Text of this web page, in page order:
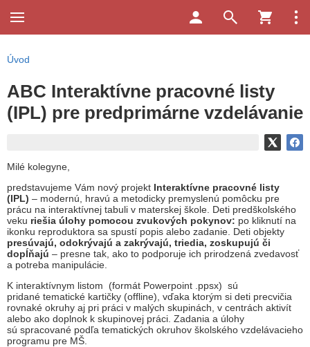
Úvod
ABC Interaktívne pracovné listy
(IPL) pre predprimárne vzdelávanie
Milé kolegyne,
predstavujeme Vám nový projekt Interaktívne pracovné listy
(IPL) – modernú, hravú a metodicky premyslenú pomôcku pre
prácu na interaktívnej tabuli v materskej škole. Deti predškolského
veku riešia úlohy pomocou zvukových pokynov: po kliknutí na
ikonku reproduktora sa spustí popis alebo zadanie. Deti objekty
presúvajú, odokrývajú a zakrývajú, triedia, zoskupujú či
dopĺňajú – presne tak, ako to podporuje ich prirodzená zvedavosť
a potreba manipulácie.
K interaktívnym listom (formát Powerpoint .ppsx) sú
pridané tematické kartičky (offline), vďaka ktorým si deti precvičia
rovnaké okruhy aj pri práci v malých skupinách, v centrách aktivít
alebo ako doplnok k skupinovej práci. Zadania a úlohy
sú spracované podľa tematických okruhov školského vzdelávacieho
programu pre MŠ.